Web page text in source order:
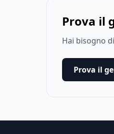
Prova il
Hai bisogno
Prova il